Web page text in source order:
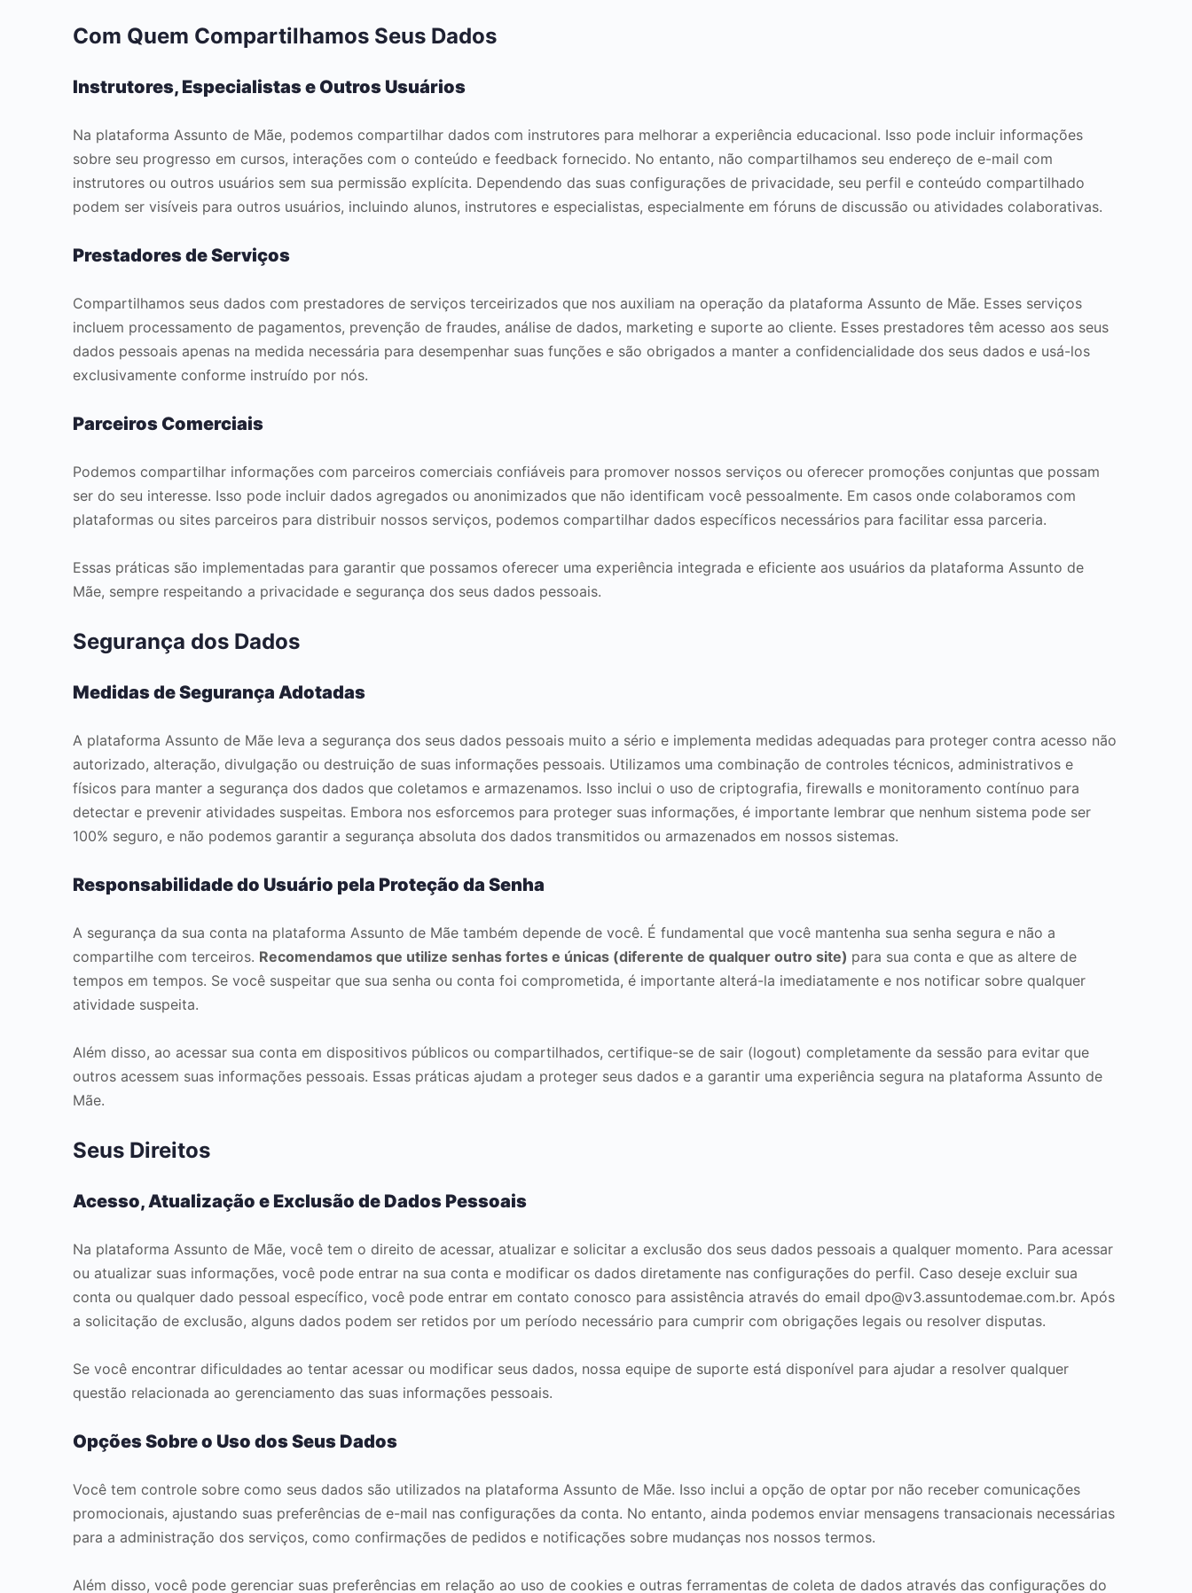
Com Quem Compartilhamos Seus Dados
Instrutores, Especialistas e Outros Usuários
Na plataforma Assunto de Mãe, podemos compartilhar dados com instrutores para melhorar a experiência educacional. Isso pode incluir informações
sobre seu progresso em cursos, interações com o conteúdo e feedback fornecido. No entanto, não compartilhamos seu endereço de e-mail com
instrutores ou outros usuários sem sua permissão explícita. Dependendo das suas configurações de privacidade, seu perfil e conteúdo compartilhado
podem ser visíveis para outros usuários, incluindo alunos, instrutores e especialistas, especialmente em fóruns de discussão ou atividades colaborativas.
Prestadores de Serviços
Compartilhamos seus dados com prestadores de serviços terceirizados que nos auxiliam na operação da plataforma Assunto de Mãe. Esses serviços
incluem processamento de pagamentos, prevenção de fraudes, análise de dados, marketing e suporte ao cliente. Esses prestadores têm acesso aos seus
dados pessoais apenas na medida necessária para desempenhar suas funções e são obrigados a manter a confidencialidade dos seus dados e usá-los
exclusivamente conforme instruído por nós.
Parceiros Comerciais
Podemos compartilhar informações com parceiros comerciais confiáveis para promover nossos serviços ou oferecer promoções conjuntas que possam
ser do seu interesse. Isso pode incluir dados agregados ou anonimizados que não identificam você pessoalmente. Em casos onde colaboramos com
plataformas ou sites parceiros para distribuir nossos serviços, podemos compartilhar dados específicos necessários para facilitar essa parceria.
Essas práticas são implementadas para garantir que possamos oferecer uma experiência integrada e eficiente aos usuários da plataforma Assunto de
Mãe, sempre respeitando a privacidade e segurança dos seus dados pessoais.
Segurança dos Dados
Medidas de Segurança Adotadas
A plataforma Assunto de Mãe leva a segurança dos seus dados pessoais muito a sério e implementa medidas adequadas para proteger contra acesso não
autorizado, alteração, divulgação ou destruição de suas informações pessoais. Utilizamos uma combinação de controles técnicos, administrativos e
físicos para manter a segurança dos dados que coletamos e armazenamos. Isso inclui o uso de criptografia, firewalls e monitoramento contínuo para
detectar e prevenir atividades suspeitas. Embora nos esforcemos para proteger suas informações, é importante lembrar que nenhum sistema pode ser
100% seguro, e não podemos garantir a segurança absoluta dos dados transmitidos ou armazenados em nossos sistemas.
Responsabilidade do Usuário pela Proteção da Senha
A segurança da sua conta na plataforma Assunto de Mãe também depende de você. É fundamental que você mantenha sua senha segura e não a
compartilhe com terceiros. Recomendamos que utilize senhas fortes e únicas (diferente de qualquer outro site) para sua conta e que as altere de
tempos em tempos. Se você suspeitar que sua senha ou conta foi comprometida, é importante alterá-la imediatamente e nos notificar sobre qualquer
atividade suspeita.
Além disso, ao acessar sua conta em dispositivos públicos ou compartilhados, certifique-se de sair (logout) completamente da sessão para evitar que
outros acessem suas informações pessoais. Essas práticas ajudam a proteger seus dados e a garantir uma experiência segura na plataforma Assunto de
Mãe.
Seus Direitos
Acesso, Atualização e Exclusão de Dados Pessoais
Na plataforma Assunto de Mãe, você tem o direito de acessar, atualizar e solicitar a exclusão dos seus dados pessoais a qualquer momento. Para acessar
ou atualizar suas informações, você pode entrar na sua conta e modificar os dados diretamente nas configurações do perfil. Caso deseje excluir sua
conta ou qualquer dado pessoal específico, você pode entrar em contato conosco para assistência através do email dpo@v3.assuntodemae.com.br. Após
a solicitação de exclusão, alguns dados podem ser retidos por um período necessário para cumprir com obrigações legais ou resolver disputas.
Se você encontrar dificuldades ao tentar acessar ou modificar seus dados, nossa equipe de suporte está disponível para ajudar a resolver qualquer
questão relacionada ao gerenciamento das suas informações pessoais.
Opções Sobre o Uso dos Seus Dados
Você tem controle sobre como seus dados são utilizados na plataforma Assunto de Mãe. Isso inclui a opção de optar por não receber comunicações
promocionais, ajustando suas preferências de e-mail nas configurações da conta. No entanto, ainda podemos enviar mensagens transacionais necessárias
para a administração dos serviços, como confirmações de pedidos e notificações sobre mudanças nos nossos termos.
Além disso, você pode gerenciar suas preferências em relação ao uso de cookies e outras ferramentas de coleta de dados através das configurações do